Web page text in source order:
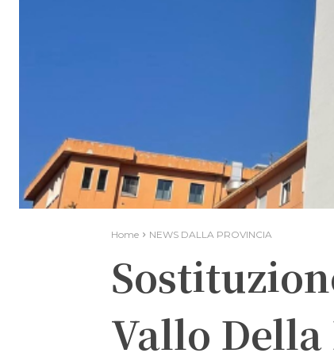
Home NEWS DALLA PROVINCIA
Vallo